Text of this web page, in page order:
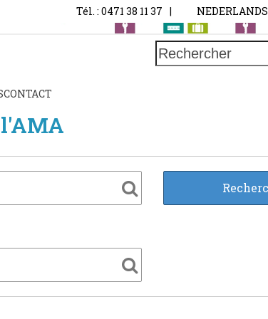
Tél. : 0471 38 11 37 | NEDERLANDS
Rechercher
CONTACT